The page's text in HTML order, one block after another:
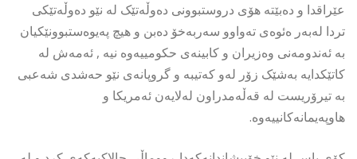
عێراقدا و دەبێتە هۆى دروستبوونى دەوڵەتێک لە نێو دەوڵەتێکى
تردا لەبەر ەئوەى تەواوو سەربەخۆ دەبن و هیچ پەیوەستبوونێکیان
بە ئەندومەنى وەزیران و کابینەى حکومییەوە نیە , ئەمەش لە
کاتێکدایە بەشێک زۆر لەو کەتیبە و گروپانەى نێو حەشدى شەعبى
بە تیرۆریست لە قەڵەمدراون لەلایەن ئەمریکا و
هاوپەیمانەکانییەوە.